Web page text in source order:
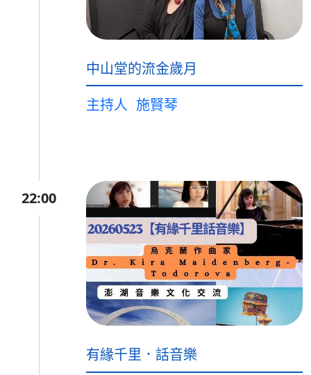
中山堂的流金歲月
主持人 施賢琴
22:00
有緣千里．話音樂